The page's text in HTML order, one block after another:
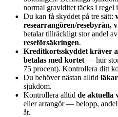
normal graviditet täcks i regel
Du kan få skyddet på tre sätt:
researrangören/resebyrån,
betalar tillräckligt stor andel
reseförsäkringen.
Kreditkortsskyddet kräver
betalas med kortet — hur
75 procent). Kontrollera ditt
Du behöver nästan alltid
sjukdom.
Kontrollera alltid de aktuella
eller arrangör — belopp,
åt.